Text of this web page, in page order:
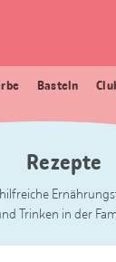
Basteln
Rezepte
Trinken in der